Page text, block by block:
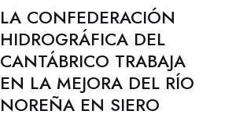
LA CONFEDERACIÓN
HIDROGRÁFICA DEL
CANTÁBRICO TRABAJA
EN LA MEJORA DEL RÍO
NOREÑA EN SIERO